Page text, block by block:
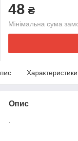
48 ₴
Мінімальна сума
Характеристики
Опис